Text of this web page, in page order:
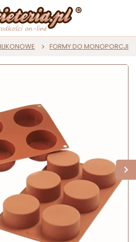
FORMY DO MONOPORCJI